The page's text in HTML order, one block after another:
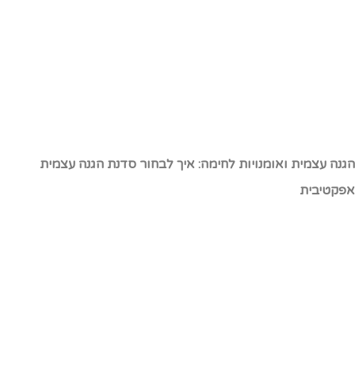
עצמית ואומנויות לחימה: איך לבחור סדנת הגנה עצמית